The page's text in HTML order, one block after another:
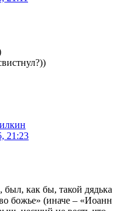
21:23
как бы, такой
божье» (иначе – «Иоанн